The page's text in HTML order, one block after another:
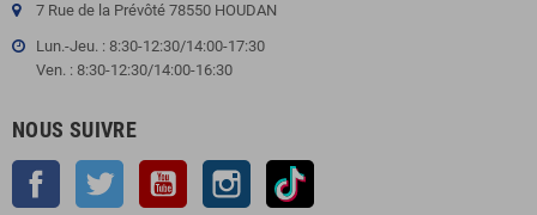
7 Rue de la Prévôté 78550 HOUDAN
Lun.-Jeu. : 8:30-12:30/14:00-17:30
Ven. : 8:30-12:30/14:00-16:30
NOUS SUIVRE
Facebook Twitter YouTube Instagram